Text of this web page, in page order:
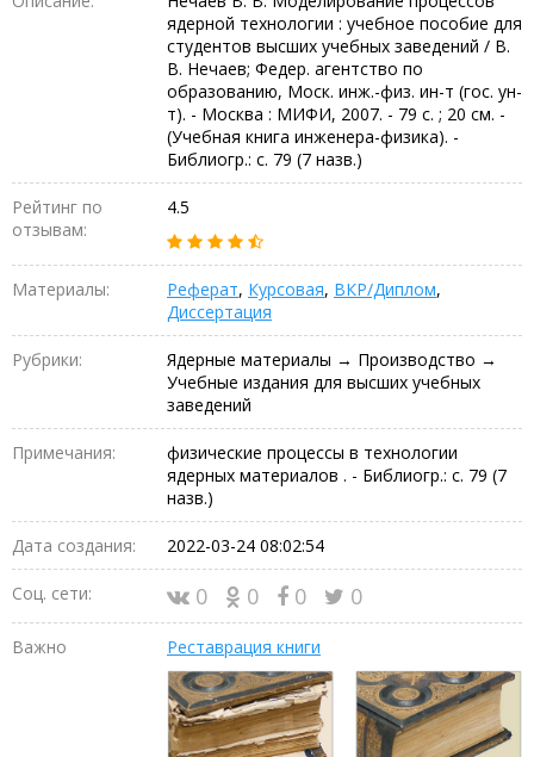
ядерной технологии : учебное пособие для
студентов высших учебных заведений / В.
В. Нечаев; Федер. агентство по
образованию, Моск. инж.-физ. ин-т (гос. ун-
т). - Москва : МИФИ, 2007. - 79 с. ; 20 см. -
(Учебная книга инженера-физика). -
Библиогр.: с. 79 (7 назв.)
Рейтинг по
отзывам:
4.5
Материалы: Реферат, Курсовая, ВКР/Диплом,
Диссертация
Рубрики:
Ядерные материалы → Производство →
Учебные издания для высших учебных
заведений
Примечания:
физические процессы в технологии
ядерных материалов . - Библиогр.: с. 79 (7
назв.)
Дата создания: 2022-03-24 08:02:54
Соц. сети: 0 0 0 0
Важно Реставрация книги